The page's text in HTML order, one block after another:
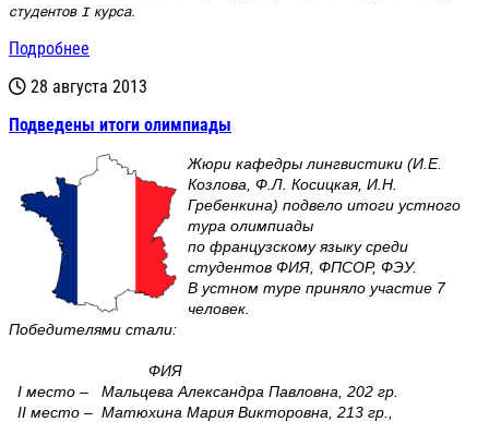
студентов I курса.
Подробнее
28 августа 2013
Подведены итоги олимпиады
Жюри кафедры лингвистики (И.Е.
Козлова, Ф.Л. Косицкая, И.Н.
Гребенкина) подвело итоги устного
тура олимпиады
по французскому языку среди
студентов ФИЯ, ФПСОР, ФЭУ.
В устном туре приняло участие 7
человек.
Победителями стали:
ФИЯ
I место – Мальцева Александра Павловна, 202 гр.
II место – Матюхина Мария Викторовна, 213 гр.,